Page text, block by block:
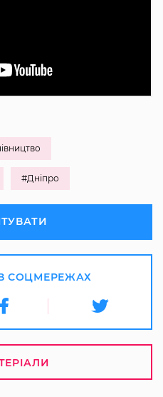
#Дніпро
СОЦМЕРЕЖАХ